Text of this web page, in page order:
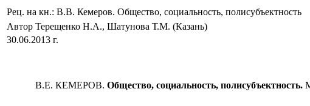
Рец. на кн.: В.В. Кемеров. Общество, социальность, полисубъектность
Автор Терещенко Н.А., Шатунова Т.М. (Казань)
30.06.2013 г.
В.Е. КЕМЕРОВ.Общество, социальность, полисубъектность.